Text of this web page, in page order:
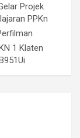
Projek
PPKn
1 Klaten